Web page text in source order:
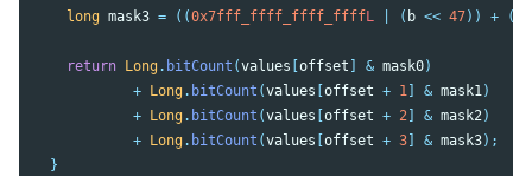
long mask3 = ((0x7fff_ffff_ffff_ffffL ( b << 47)) + ((
return Long . bitCount (values offset & mask0)
+
Long . bitCount (values offset + 1 & mask1)
+
Long . bitCount (values offset + 2 & mask2)
+
Long . bitCount (values offset + 3 & mask3);
}